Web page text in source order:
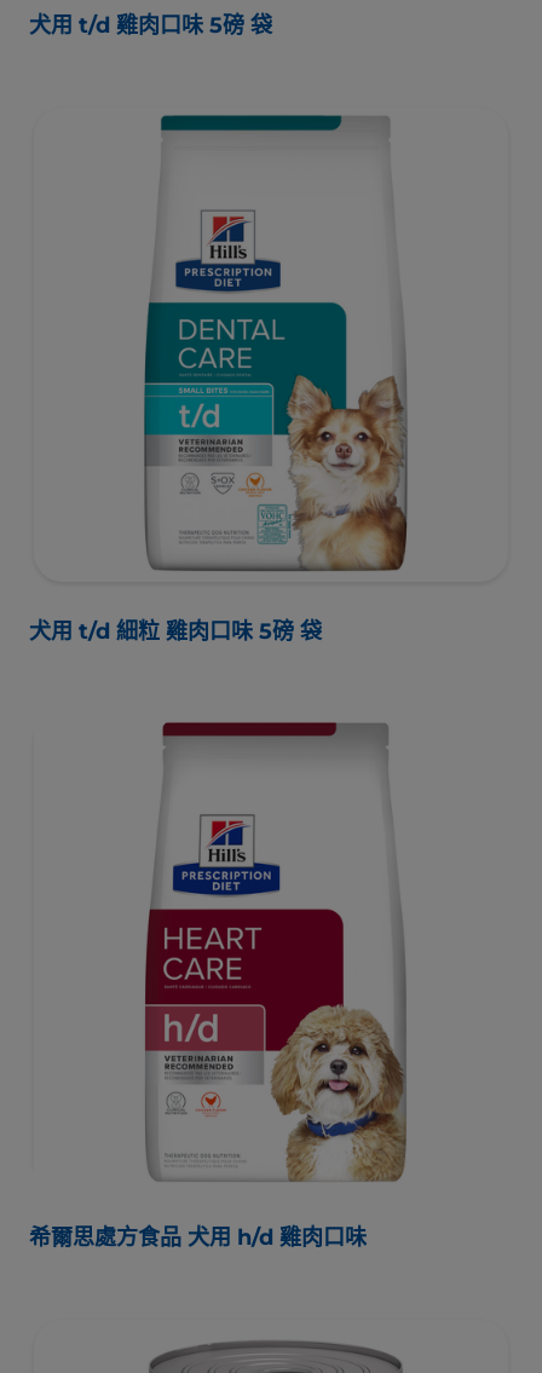
犬用 t/d 雞肉口味 5磅 袋
犬用 t/d 細粒 雞肉口味 5磅 袋
希爾思處方食品 犬用 h/d 雞肉口味